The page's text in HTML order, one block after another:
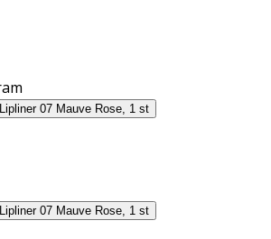
07 Mauve Rose, 1 st
07 Mauve Rose, 1 st